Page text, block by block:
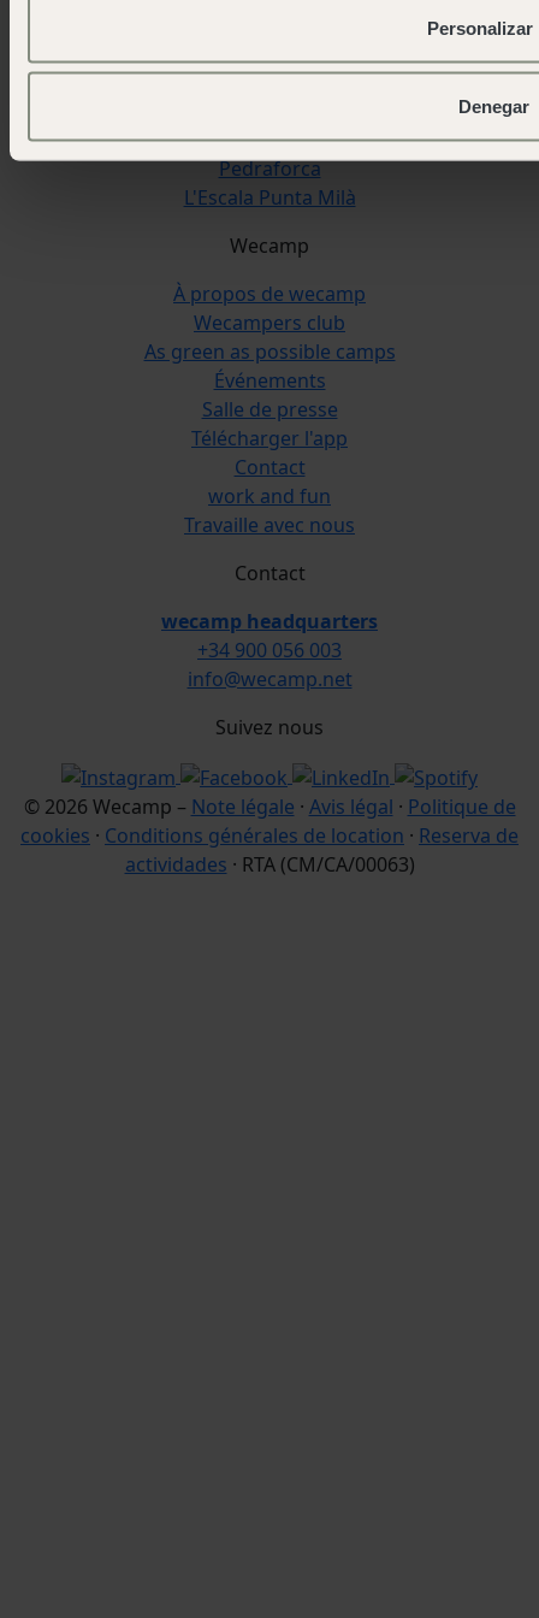
Personalizar
Denegar
Cádiz
Jávea
Pedraforca
L'Escala Punta Milà
Wecamp
À propos de wecamp
Wecampers club
As green as possible camps
Événements
Salle de presse
Télécharger l'app
Contact
work and fun
Travaille avec nous
Contact
wecamp headquarters
+34 900 056 003
info@wecamp.net
Suivez nous
© 2026 Wecamp – Note légale · Avis légal · Politique de
cookies · Conditions générales de location · Reserva de
actividades · RTA (CM/CA/00063)